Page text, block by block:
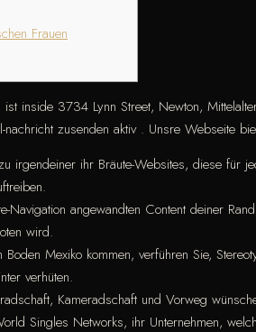
Frauen
ist inside 3734 Lynn Street, Newton,
nachricht zusenden aktiv . Unsre Webseite
irgendeiner ihr Bräute-Websites, diese für
Navigation angewandten Content deiner
wird.
Mexiko kommen, verführen Sie,
verhüten.
Kameradschaft und Vorweg
Singles Networks, ihr Unternehmen,